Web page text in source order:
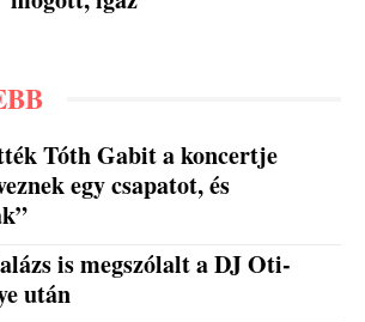
Tóth Gabit a koncertje
egy csapatot, és
is megszólalt a DJ Oti-
után